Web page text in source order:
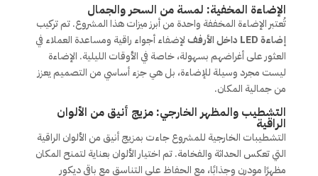
الإضاءة المخفية: لمسة من السحر والجمال
تُعتبر الإضاءة المخففة واحدة من أبرز ميزات هذا المشروع. تم تركيب
إضاءة LED داخل الأرفف
لإضفاء أجواء راقية ومساعدة العملاء في
العثور على أغراضهم بسهولة، خاصة في الأوقات الليلية. الإضاءة
ليست مجرد وسيلة للإضاءة، بل هي جزء أساسي من التصميم يعزز
من جمالية المكان.
التشطيب والمظهر الخارجي: مزيج أنيق من الألوان
الراقية
التشطيبات الخارجية للمشروع جاءت بمزيج أنيق من الألوان الراقية
التي تعكس الحداثة والفخامة. تم اختيار الألوان بعناية لتمنح المكان
مظهرًا مودرن وجذابًا، مع الحفاظ على التناسق مع باقي ديكور